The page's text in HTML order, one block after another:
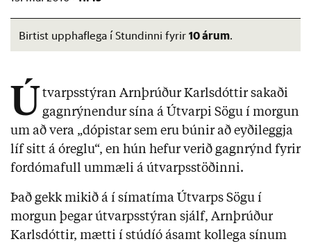
Birtist upphaflega í Stundinni fyrir 10 árum.
Ú tvarpsstýran Arnþrúður Karlsdóttir sakaði
gagnrýnendur sína á Útvarpi Sögu í morgun
um að vera „dópistar sem eru búnir að eyðileggja
líf sitt á óreglu“, en hún hefur verið gagnrýnd fyrir
fordómafull ummæli á útvarpsstöðinni.
Það gekk mikið á í símatíma Útvarps Sögu í
morgun þegar útvarpsstýran sjálf, Arnþrúður
Karlsdóttir, mætti í stúdíó ásamt kollega sínum